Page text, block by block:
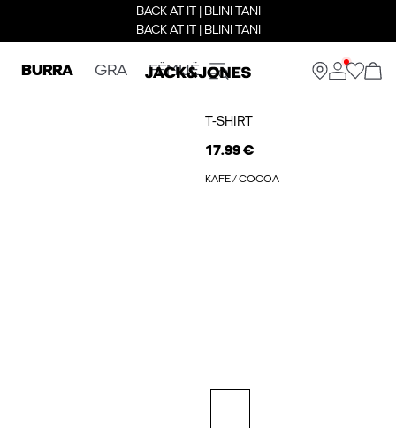
BACK AT IT | BLINI TANI
BACK AT IT | BLINI TANI
BURRA GRA FËMIJË
T-SHIRT
17.99 €
KAFE / COCOA